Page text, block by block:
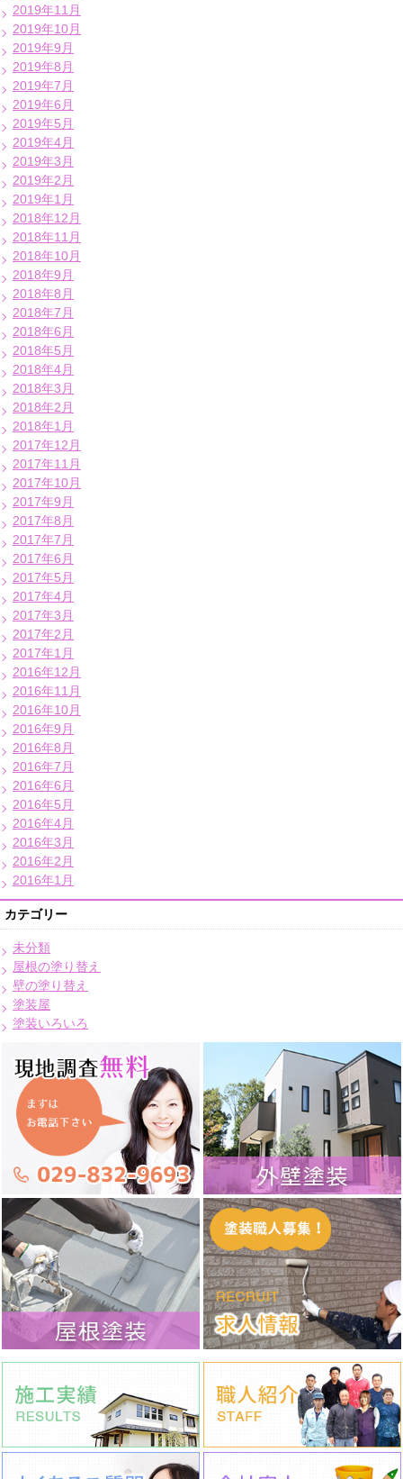
2019年11月
2019年10月
2019年9月
2019年8月
2019年7月
2019年6月
2019年5月
2019年4月
2019年3月
2019年2月
2019年1月
2018年12月
2018年11月
2018年10月
2018年9月
2018年8月
2018年7月
2018年6月
2018年5月
2018年4月
2018年3月
2018年2月
2018年1月
2017年12月
2017年11月
2017年10月
2017年9月
2017年8月
2017年7月
2017年6月
2017年5月
2017年4月
2017年3月
2017年2月
2017年1月
2016年12月
2016年11月
2016年10月
2016年9月
2016年8月
2016年7月
2016年6月
2016年5月
2016年4月
2016年3月
2016年2月
2016年1月
カテゴリー
未分類
屋根の塗り替え
壁の塗り替え
塗装屋
塗装いろいろ